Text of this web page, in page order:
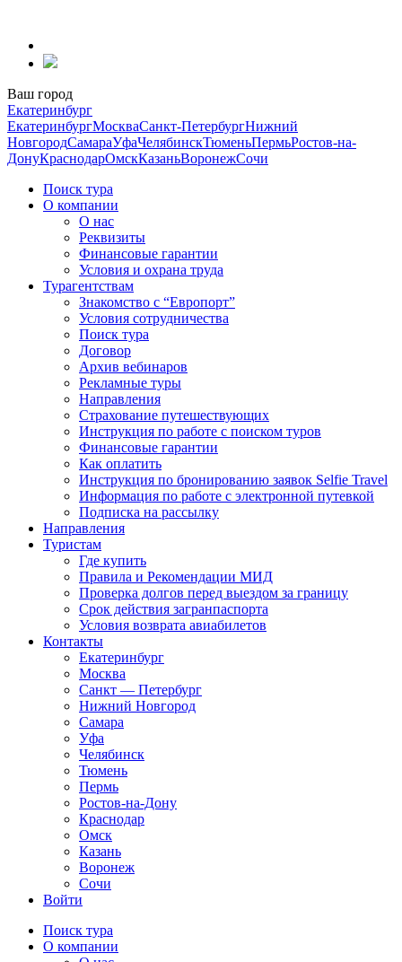
содержанию
Ваш город
Екатеринбург
ЕкатеринбургМоскваСанкт-ПетербургНижний
НовгородСамараУфаЧелябинскТюменьПермьРостов-на-
ДонуКраснодарОмскКазаньВоронежСочи
Поиск тура
О компании
О нас
Реквизиты
Финансовые гарантии
Условия и охрана труда
Турагентствам
Знакомство с “Европорт”
Условия сотрудничества
Поиск тура
Договор
Архив вебинаров
Рекламные туры
Направления
Страхование путешествующих
Инструкция по работе с поиском туров
Финансовые гарантии
Как оплатить
Инструкция по бронированию заявок Selfie Travel
Информация по работе с электронной путевкой
Подписка на рассылку
Направления
Туристам
Где купить
Правила и Рекомендации МИД
Проверка долгов перед выездом за границу
Срок действия загранпаспорта
Условия возврата авиабилетов
Контакты
Екатеринбург
Москва
Санкт — Петербург
Нижний Новгород
Самара
Уфа
Челябинск
Тюмень
Пермь
Ростов-на-Дону
Краснодар
Омск
Казань
Воронеж
Сочи
Войти
Поиск тура
О компании